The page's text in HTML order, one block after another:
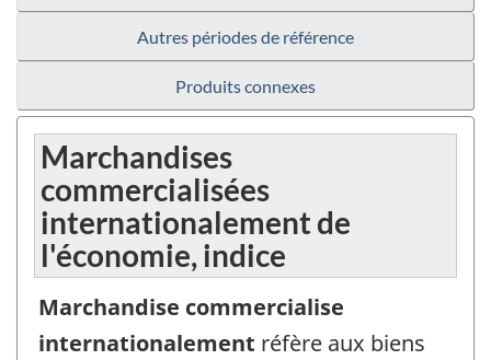
Autres périodes de référence
Produits connexes
Marchandises
commercialisées
internationalement de
l'économie, indice
Marchandise commercialise
internationalement réfère aux biens